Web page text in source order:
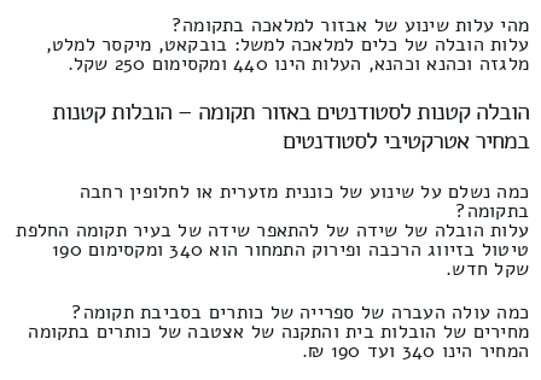
מהי עלות שינוע של אבזור למלאכה בתקומה?
עלות הובלה של כלים למלאכה למשל: בובקאט, מיקסר למלט,
מלגזה וכהנא וכהנא, העלות הינו 440 ומקסימום 250 שקל.
הובלה קטנות לסטודנטים באזור תקומה – הובלות קטנות
במחיר אטרקטיבי לסטודנטים
כמה נשלם על שינוע של כוננית מזערית או לחלופין רחבה
בתקומה?
עלות הובלה של שידה של להתאפר שידה של בעיר תקומה החלפת
טיטול בזיווג הרכבה ופירוק התמחור הוא 340 ומקסימום 190
שקל חדש.
כמה עולה העברה של ספרייה של כותרים בסביבת תקומה?
מחירים של הובלות בית והתקנה של אצטבה של כותרים בתקומה
המחיר הינו 340 ועד 190 ₪.